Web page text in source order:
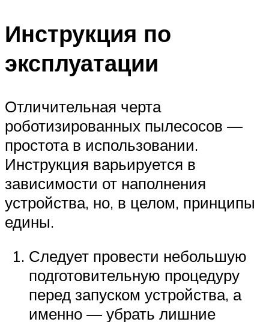
Инструкция по
эксплуатации
Отличительная черта
роботизированных пылесосов —
простота в использовании.
Инструкция варьируется в
зависимости от наполнения
устройства, но, в целом, принципы
едины.
Следует провести небольшую
подготовительную процедуру
перед запуском устройства, а
именно — убрать лишние